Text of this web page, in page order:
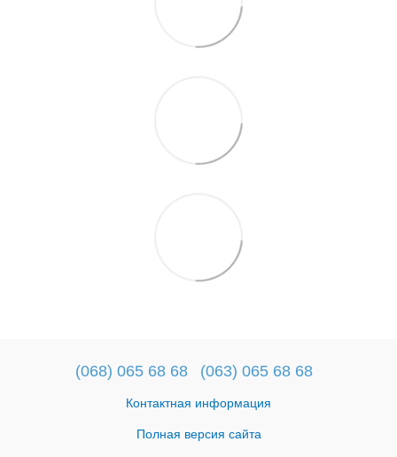
(068) 065 68 68 (063) 065 68 68
Контактная информация
Полная версия сайта